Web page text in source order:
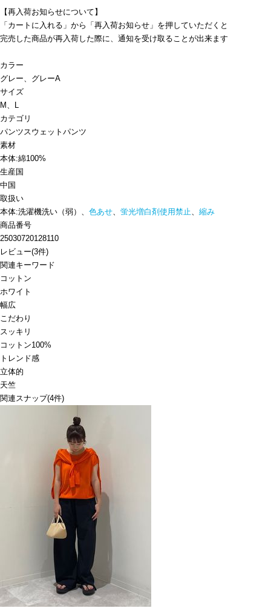
【再入荷お知らせについて】
「カートに入れる」から「再入荷お知らせ」を押していただくと
完売した商品が再入荷した際に、通知を受け取ることが出来ます
カラー
グレー、グレーA
サイズ
M、L
カテゴリ
パンツスウェットパンツ
素材
本体:綿100%
生産国
中国
取扱い
本体:洗濯機洗い（弱）、 色あせ、 蛍光増白剤使用禁止、 縮み
商品番号
25030720128110
レビュー(3件)
関連キーワード
コットン
ホワイト
幅広
こだわり
スッキリ
コットン100%
トレンド感
立体的
天竺
関連スナップ(4件)